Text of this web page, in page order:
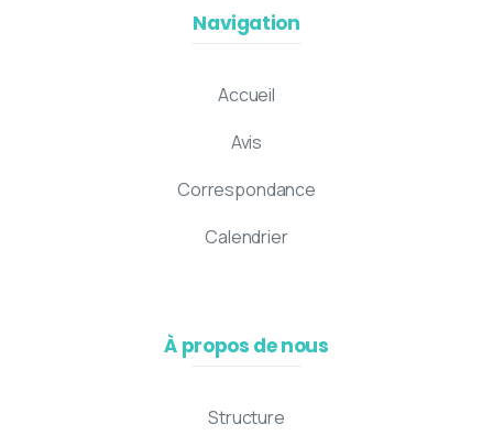
Navigation
Accueil
Avis
Correspondance
Calendrier
À propos de nous
Structure